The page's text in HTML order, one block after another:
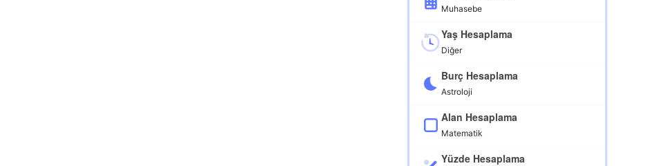
Muhasebe
Yaş Hesaplama
Diğer
Burç Hesaplama
Astroloji
Alan Hesaplama
Matematik
Yüzde Hesaplama